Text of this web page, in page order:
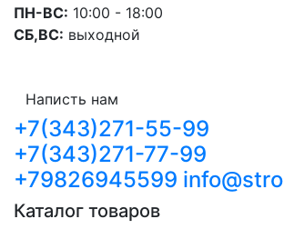
ПН-ВС: 10:00 - 18:00
СБ,ВС: выходной
Написть нам
+7(343)271-55-99
+7(343)271-77-99
+79826945599
Каталог товаров